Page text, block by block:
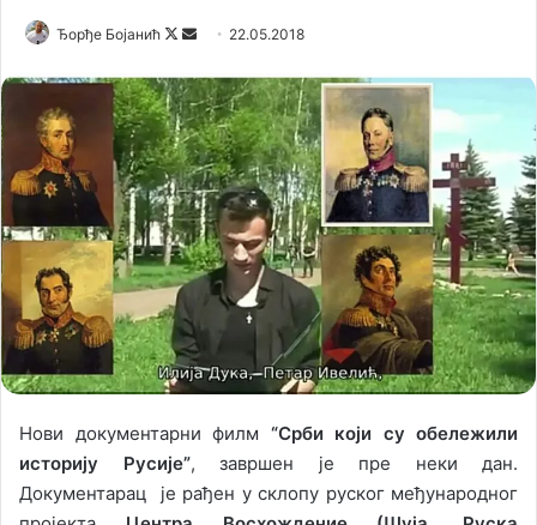
Ђорђе Бојанић
F
l
l
o
w
o
n
X
n
d
a
n
e
m
a
22.05.2018
Нови документарни филм “Срби који су обележили
историју Русије”, завршен је пре неки дан.
Документарац је рађен у склопу руског међународног